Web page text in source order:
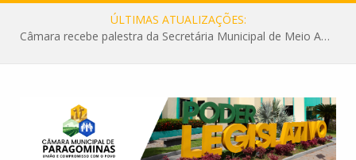
ÚLTIMAS ATUALIZAÇÕES:
Câmara recebe palestra da Secretária Municipal de Meio Ambiente sobre as ações da “SEMANA DO MEIO AMBIENTE”